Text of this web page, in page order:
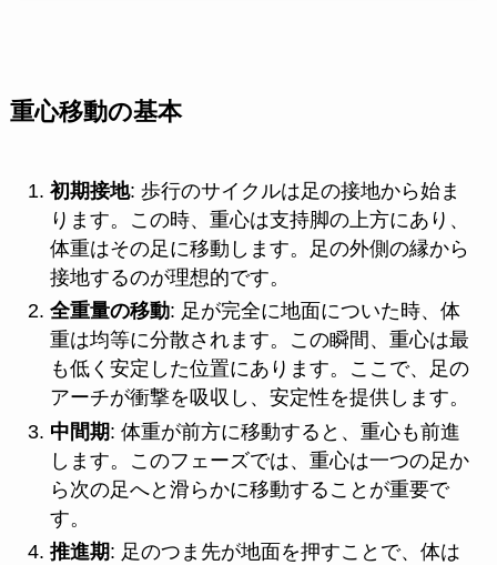
重心移動の基本
初期接地: 歩行のサイクルは足の接地から始ま
ります。この時、重心は支持脚の上方にあり、
体重はその足に移動します。足の外側の縁から
接地するのが理想的です。
全重量の移動: 足が完全に地面についた時、体
重は均等に分散されます。この瞬間、重心は最
も低く安定した位置にあります。ここで、足の
アーチが衝撃を吸収し、安定性を提供します。
中間期: 体重が前方に移動すると、重心も前進
します。このフェーズでは、重心は一つの足か
ら次の足へと滑らかに移動することが重要で
す。
推進期: 足のつま先が地面を押すことで、体は